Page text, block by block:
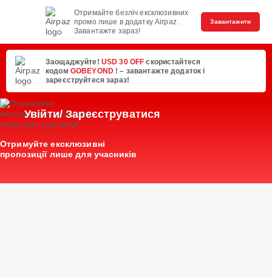
Отримайте безліч ексклюзивних
промо лише в додатку Airpaz .
Завантажте зараз!
Завантажити
Заощаджуйте! USD 30 OFFскористайтеся
кодом GOBEYOND ! – завантажте додаток і
зареєструйтеся зараз!
Увійти/ Зареєструватися
Отримуйте ексклюзивні
пропозиції лише для учасників